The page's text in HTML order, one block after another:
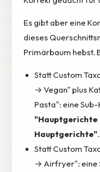
Es gibt aber eine
dieses
Primärbaum hebst.
Statt Custom
→ Vegan" plus
Pasta": eine
"Hauptgerichte
Hauptgerichte".
Statt Custom
→ Airfryer": eine